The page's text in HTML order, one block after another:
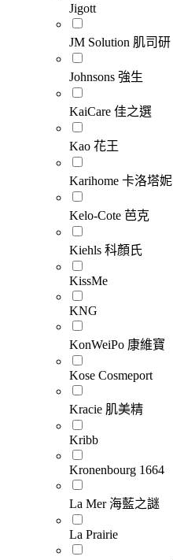
Jigott
JM Solution 肌司研
Johnsons 強生
KaiCare 佳之選
Kao 花王
Karihome 卡洛塔妮
Kelo-Cote 芭克
Kiehls 科顏氏
KissMe
KNG
KonWeiPo 康維寶
Kose Cosmeport
Kracie 肌美精
Kribb
Kronenbourg 1664
La Mer 海藍之謎
La Prairie